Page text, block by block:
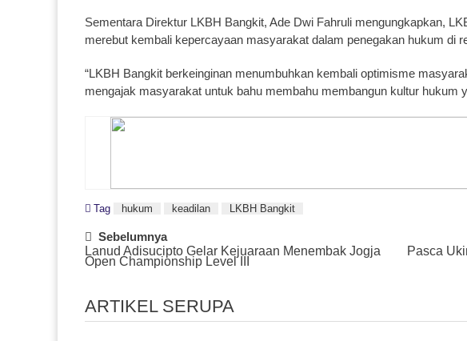
Sementara Direktur LKBH Bangkit, Ade Dwi Fahruli mengungkapkan,
merebut kembali kepercayaan masyarakat dalam penegakan hukum di
“LKBH Bangkit berkeinginan menumbuhkan kembali optimisme
mengajak masyarakat untuk bahu membahu membangun kultur hukum
Tag hukum keadilan LKBH Bangkit
Post
Navigation
Sebelumnya
Lanud Adisucipto Gelar Kejuaraan Menembak Jogja
Open Championship Level III
Pasca
ARTIKEL SERUPA